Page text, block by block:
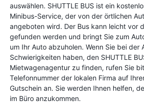
auswählen. SHUTTLE BUS ist ein
Minibus-Service, der von der örtlichen
angeboten wird. Der Bus kann leicht vor
gefunden werden und bringt Sie zum
um Ihr Auto abzuholen. Wenn Sie bei der
Schwierigkeiten haben, den SHUTTLE
Mietwagenagentur zu finden, rufen Sie
Telefonnummer der lokalen Firma auf
Gutschein an. Sie werden Ihnen helfen,
im Büro anzukommen.